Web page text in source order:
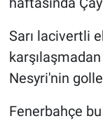
Sarı lacivertli
Nesyri'nin
Fenerbahçe
İlan
Kimdir